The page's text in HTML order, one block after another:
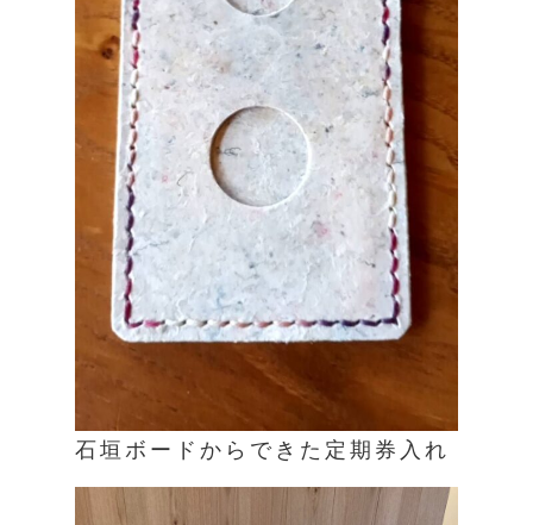
石垣ボードからできた定期券入れ